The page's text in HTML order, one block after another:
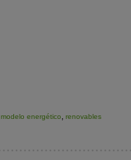
modelo energético, renovables